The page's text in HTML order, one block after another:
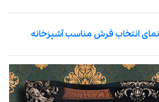
انتخاب فرش مناسب آشپزخانه